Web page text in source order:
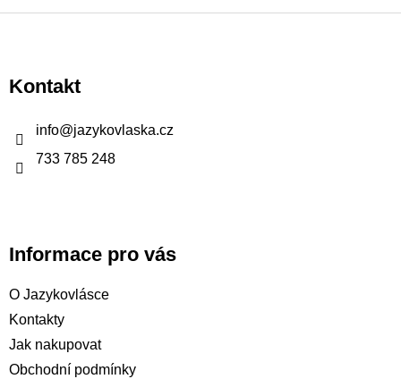
p
aKontakt
info@jazykovlaska.cz
733 785 248
Informace pro vás
O Jazykovlásce
Kontakty
Jak nakupovat
Obchodní podmínky